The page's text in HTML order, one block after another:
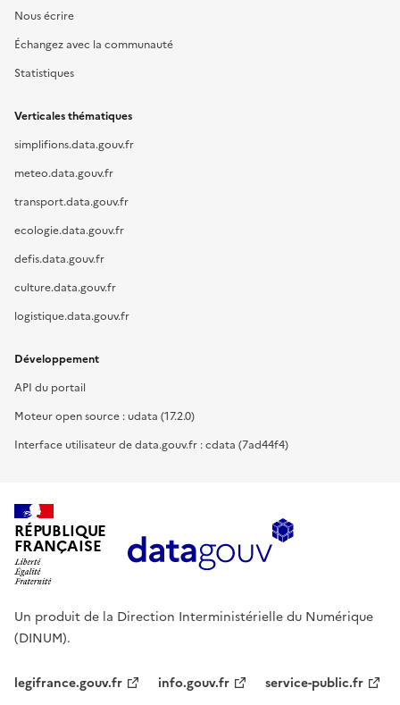
Nous écrire
Échangez avec la communauté
Statistiques
Verticales thématiques
simplifions.data.gouv.fr
meteo.data.gouv.fr
transport.data.gouv.fr
ecologie.data.gouv.fr
defis.data.gouv.fr
culture.data.gouv.fr
logistique.data.gouv.fr
Développement
API du portail
Moteur open source : udata (17.2.0)
Interface utilisateur de data.gouv.fr : cdata (7ad44f4)
RÉPUBLIQUE
FRANÇAISE
Un produit de la Direction Interministérielle du Numérique
(DINUM).
legifrance.gouv.fr info.gouv.fr service-public.fr